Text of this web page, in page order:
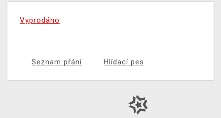
Vyprodáno
Seznam přání Hlídací pes